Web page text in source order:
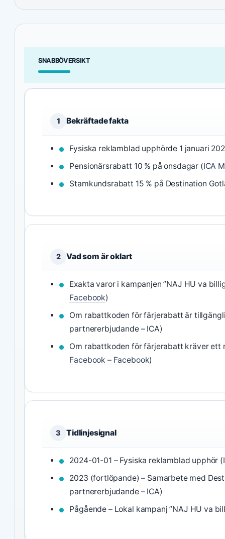
SNABBÖVERSIKT
1 Bekräftade fakta
Fysiska reklamblad upphörde 1 januari
Pensionärsrabatt 10 % på onsdagar (ICA
Stamkundsrabatt 15 % på Destination
2 Vad som är oklart
Exakta varor i kampanjen ”NAJ HU va
Facebook)
Om rabattkoden för färjerabatt är
partnererbjudande – ICA)
Om rabattkoden för färjerabatt kräver ett
Facebook – Facebook)
3 Tidlinjesignal
2024-01-01 – Fysiska reklamblad upphör
2023 (fortlöpande) – Samarbete med
partnererbjudande – ICA)
Pågående – Lokal kampanj ”NAJ HU va